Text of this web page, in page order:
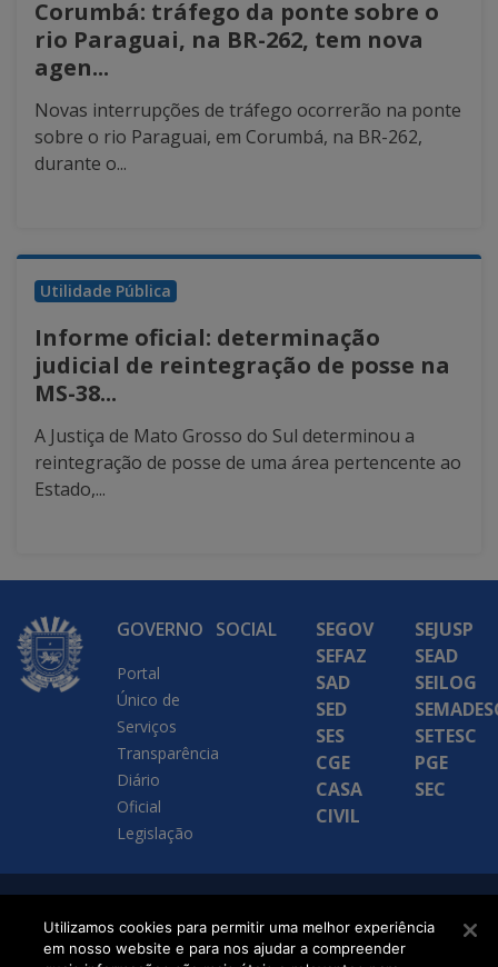
Corumbá: tráfego da ponte sobre o
rio Paraguai, na BR-262, tem nova
agen...
Novas interrupções de tráfego ocorrerão na ponte
sobre o rio Paraguai, em Corumbá, na BR-262,
durante o...
Utilidade Pública
Informe oficial: determinação
judicial de reintegração de posse na
MS-38...
A Justiça de Mato Grosso do Sul determinou a
reintegração de posse de uma área pertencente ao
Estado,...
GOVERNO
Portal
Único de
Serviços
Transparência
Diário
Oficial
Legislação
SOCIAL
SEGOV
SEFAZ
SAD
SED
SES
CGE
CASA
CIVIL
SEJUSP
SEAD
SEILOG
SETESC
PGE
SEC
SETDIG | Secretaria-
Executiva de
Utilizamos cookies para permitir uma melhor experiência
em nosso website e para nos ajudar a compreender